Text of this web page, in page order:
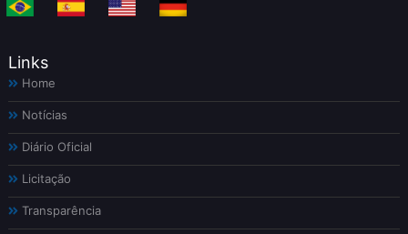
Links
Home
Notícias
Diário Oficial
Licitação
Transparência